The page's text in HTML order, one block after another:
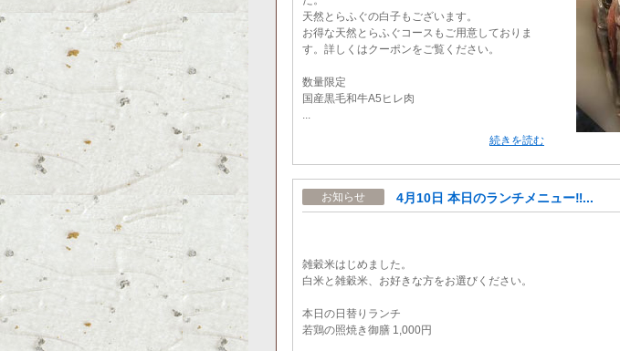
天然とらふぐの白子もございます。
お得な天然とらふぐコースもご用意しておりま
す。詳しくはクーポンをご覧ください。
数量限定
国産黒毛和牛A5ヒレ肉
...
続きを読む
お知らせ 4月10日 本日のランチメニュー‼...
雑穀米はじめました。
白米と雑穀米、お好きな方をお選びください。
本日の日替りランチ
若鶏の照焼き御膳 1,000円